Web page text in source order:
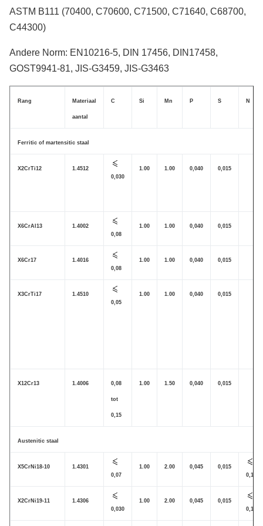
ASTM B111 (70400, C70600, C71500, C71640, C68700,
C44300)
Andere Norm: EN10216-5, DIN 17456, DIN17458,
GOST9941-81, JIS-G3459, JIS-G3463
Rang Materiaal
aantal
C Si Mn P S N
Ferritic of martensitic staal
X2CrTi12
1.4512
0,030
1.00 1.00 0,040 0,015
X6CrAl13
1.4002
0,08
1.00 1.00 0,040 0,015
X6Cr17
1.4016
0,08
1.00 1.00 0,040 0,015
X3CrTi17
1.4510
0,05
1.00 1.00 0,040 0,015
X12Cr13 1.4006 0,08
tot
0,15
1.00 1.50 0,040 0,015
Austenitic staal
X5CrNi18-10
1.4301
0,07
1.00 2.00 0,045
0,015
0,11
X2CrNi19-11
1.4306
0,030
1.00 2.00 0,045
0,015
0,11